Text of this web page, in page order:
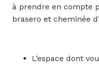
à prendre en compte
brasero et cheminée
L’espace dont